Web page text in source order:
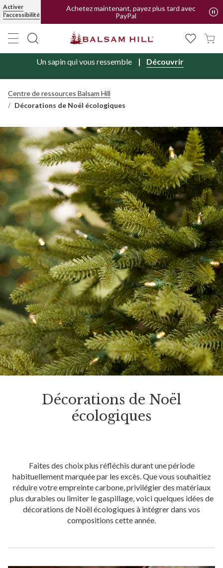
Activer
l'accessibilité
Achetez maintenant, payez plus tard avec
PayPal
Un sapin qui vous ressemble Découvrir
Centre de ressources Balsam Hill
Décorations de Noël écologiques
Décorations de Noël
écologiques
Faites des choix plus réfléchis durant une période
habituellement marquée par les excès. Que vous souhaitiez
réduire votre empreinte carbone, privilégier des matériaux
plus durables ou limiter le gaspillage, voici quelques idées de
décorations de Noël écologiques à intégrer dans vos
compositions cette année.